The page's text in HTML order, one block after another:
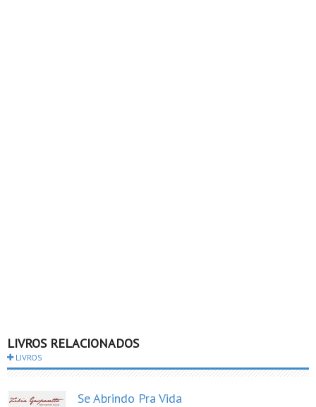
LIVROS RELACIONADOS
LIVROS
Se Abrindo Pra Vida